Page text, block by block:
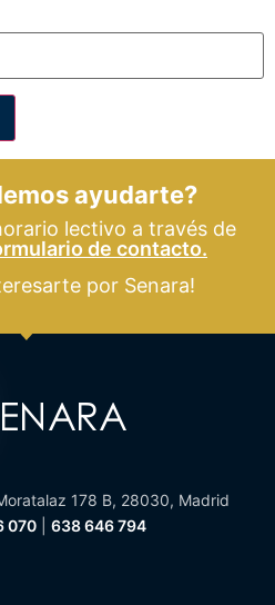
ayudarte?
lectivo a través de
de contacto.
por Senara!
178 B, 28030, Madrid
070| 638 646 794